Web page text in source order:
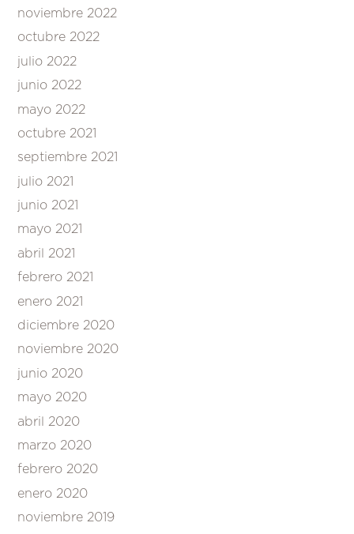
noviembre 2022
octubre 2022
julio 2022
junio 2022
mayo 2022
octubre 2021
septiembre 2021
julio 2021
junio 2021
mayo 2021
abril 2021
febrero 2021
enero 2021
diciembre 2020
noviembre 2020
junio 2020
mayo 2020
abril 2020
marzo 2020
febrero 2020
enero 2020
noviembre 2019